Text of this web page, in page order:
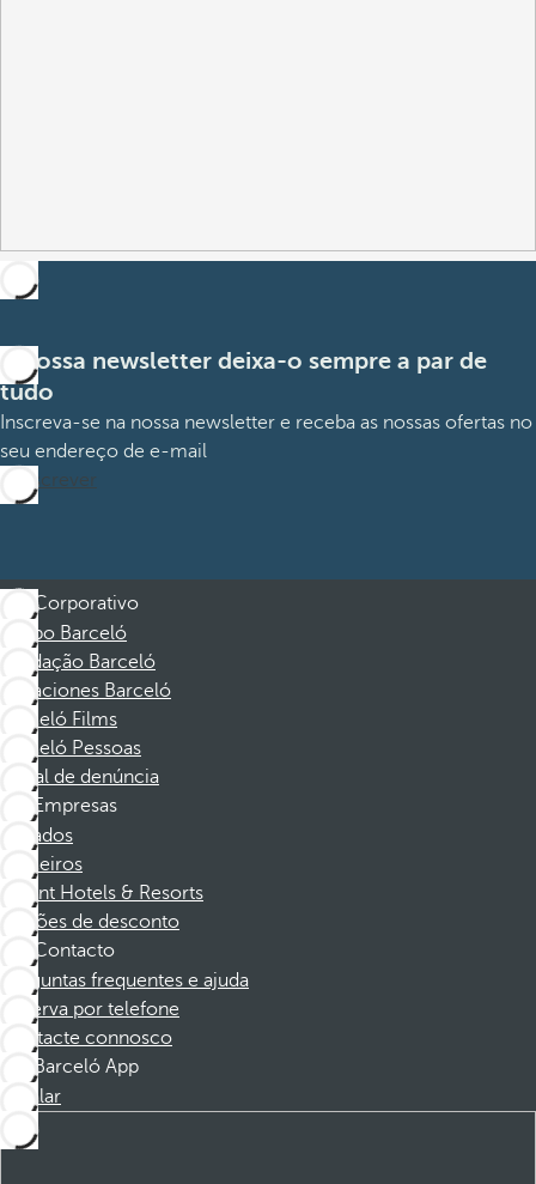
A nossa newsletter deixa-o sempre a par de
tudo
Inscreva-se na nossa newsletter e receba as nossas ofertas no
seu endereço de e-mail
Subscrever
Corporativo
Grupo Barceló
Fundação Barceló
Vacaciones Barceló
Barceló Films
Barceló Pessoas
Canal de denúncia
Empresas
Afiliados
Parceiros
Dorint Hotels & Resorts
Cupões de desconto
Contacto
Perguntas frequentes e ajuda
Reserva por telefone
Contacte connosco
Barceló App
Instalar